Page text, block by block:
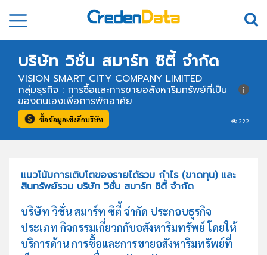
บริษัท วิชั่น สมาร์ท ซิตี้ จำกัด
VISION SMART CITY COMPANY LIMITED
222
กลุ่มธุรกิจ : การซื้อและการขายอสังหาริมทรัพย์ที่เป็น
ของตนเองเพื่อการพักอาศัย
ซื้อข้อมูลเชิงลึกบริษัท
แนวโน้มการเติบโตของรายได้รวม กำไร (ขาดทุน) และ
สินทรัพย์รวม บริษัท วิชั่น สมาร์ท ซิตี้ จำกัด
บริษัท วิชั่น สมาร์ท ซิตี้ จำกัด ประกอบธุรกิจ
ประเภท กิจกรรมเกี่ยวกกับอสังหาริมทรัพย์ โดยให้
บริการด้าน การซื้อและการขายอสังหาริมทรัพย์ที่